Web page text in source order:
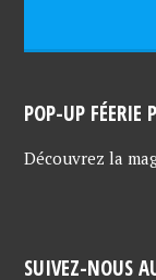
POP-UP
Découvrez la
SUIVEZ-NOUS